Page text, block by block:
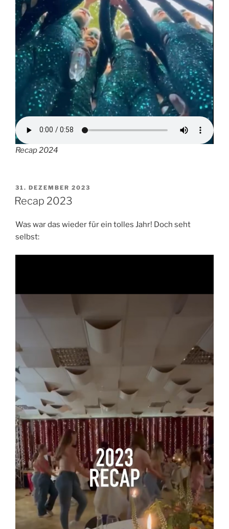
Recap 2024
VERÖFFENTLICHT
AM
31. DEZEMBER 2023
Recap 2023
Was war das wieder für ein tolles Jahr! Doch seht
selbst: